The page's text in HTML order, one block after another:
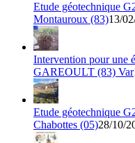
Etude géotechnique
Montauroux (83)13/
Intervention pour une
GAREOULT (83) Var
Etude géotechnique
Chabottes (05)28/10/